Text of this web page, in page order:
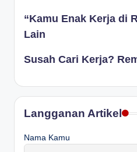
“Kamu Enak Kerja di
Lain
Susah Cari Kerja?
Langganan Artikel
Nama Kamu